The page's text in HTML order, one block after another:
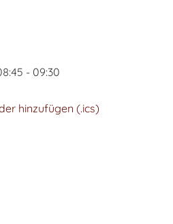
- 09:30
hinzufügen (.ics)